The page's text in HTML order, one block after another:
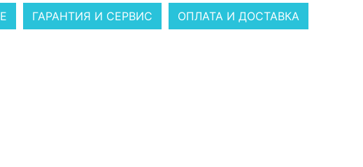
ГАРАНТИЯ И СЕРВИС ОПЛАТА И ДОСТАВКА